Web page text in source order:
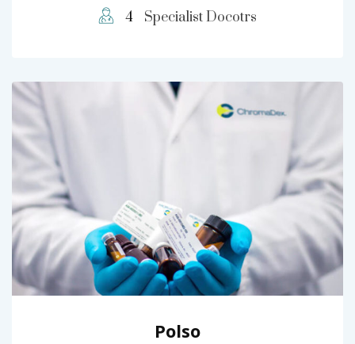
4 Specialist Docotrs
Polso